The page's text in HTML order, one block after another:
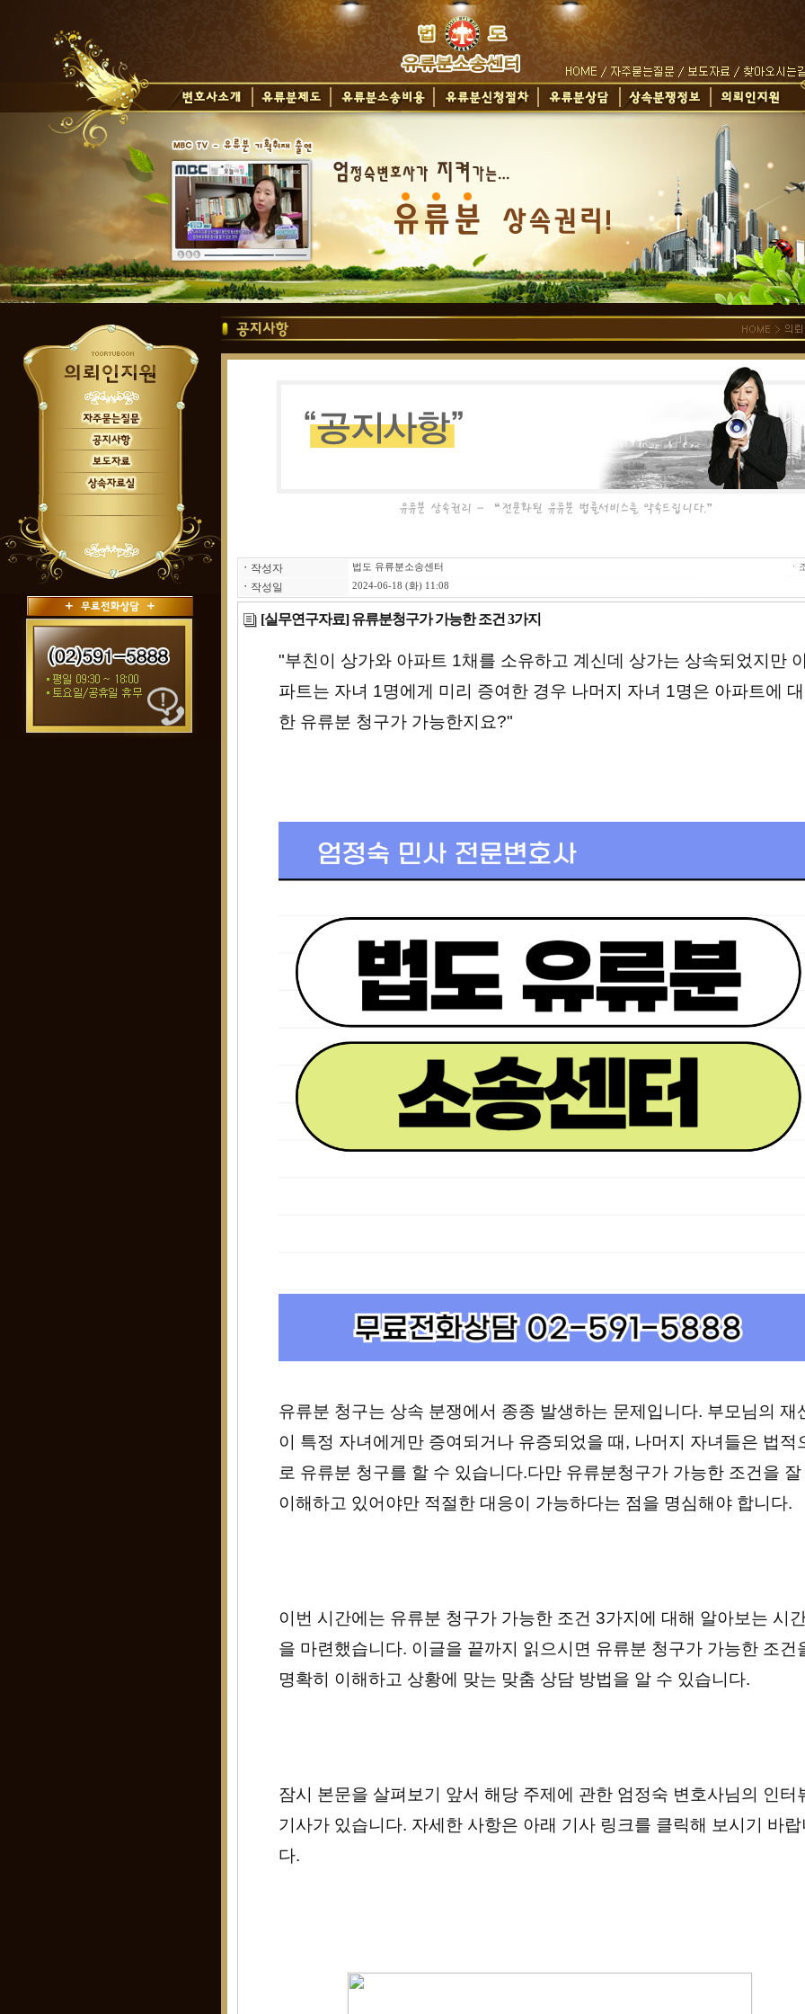
ㆍ 작성자 법도 유류분소송센터
ㆍ 작성일 2024-06-18 (화) 11:08
ㆍ
[실무연구자료] 유류분청구가 가능한 조건 3가지
"부친이 상가와 아파트 1채를 소유하고 계신데 상가는 상속되었지만
파트는 자녀 1명에게 미리 증여한 경우 나머지 자녀 1명은 아파트에 대
한 유류분 청구가 가능한지요?"
유류분 청구는 상속 분쟁에서 종종 발생하는 문제입니다. 부모님의 재
이 특정 자녀에게만 증여되거나 유증되었을 때, 나머지 자녀들은 법적
로 유류분 청구를 할 수 있습니다.다만 유류분청구가 가능한 조건을 잘
이해하고 있어야만 적절한 대응이 가능하다는 점을 명심해야 합니다.
이번 시간에는 유류분 청구가 가능한 조건 3가지에 대해 알아보는 시
을 마련했습니다. 이글을 끝까지 읽으시면 유류분 청구가 가능한 조건
명확히 이해하고 상황에 맞는 맞춤 상담 방법을 알 수 있습니다.
잠시 본문을 살펴보기 앞서 해당 주제에 관한 엄정숙 변호사님의 인터
기사가 있습니다. 자세한 사항은 아래 기사 링크를 클릭해 보시기 바랍
다.